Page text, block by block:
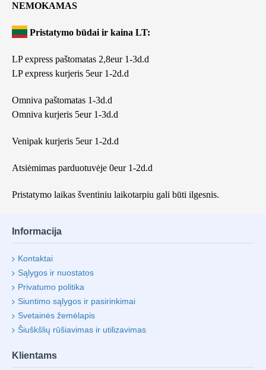
NEMOKAMAS
Pristatymo būdai ir kaina LT:
LP express paštomatas 2,8eur 1-3d.d
LP express kurjeris 5eur 1-2d.d
Omniva paštomatas 1-3d.d
Omniva kurjeris 5eur 1-3d.d
Venipak kurjeris 5eur 1-2d.d
Atsiėmimas parduotuvėje 0eur 1-2d.d
Pristatymo laikas šventiniu laikotarpiu gali būti ilgesnis.
Informacija
Kontaktai
Sąlygos ir nuostatos
Privatumo politika
Siuntimo sąlygos ir pasirinkimai
Svetainės žemėlapis
Šiuškšlių rūšiavimas ir utilizavimas
Klientams